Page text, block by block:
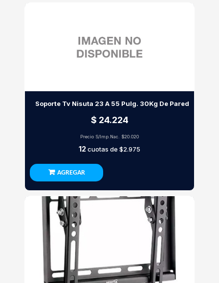
Soporte Tv Nisuta 23 A 55 Pulg. 30Kg De Pared
$ 24.224
Precio S/Imp.Nac. $20.020
12cuotas de $2.975
AGREGAR